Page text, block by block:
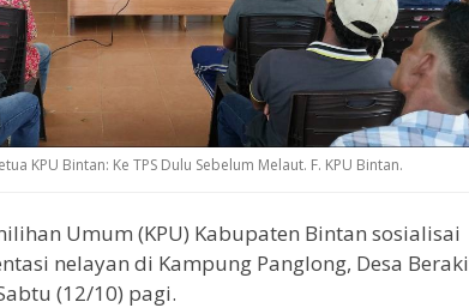
KPU Bintan: Ke TPS Dulu Sebelum Melaut. F. KPU Bintan.
Umum (KPU) Kabupaten Bintan sosialisai
nelayan di Kampung Panglong, Desa
(12/10) pagi.